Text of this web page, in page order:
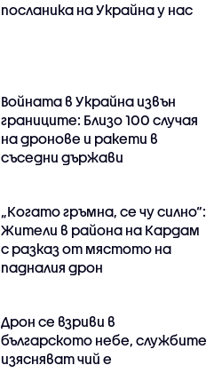
посланика на Украйна у нас
Войната в Украйна извън
границите: Близо 100 случая
на дронове и ракети в
съседни държави
„Когато гръмна, се чу силно“:
Жители в района на Кардам
с разказ от мястото на
падналия дрон
Дрон се взриви в
българското небе, службите
изясняват чий е